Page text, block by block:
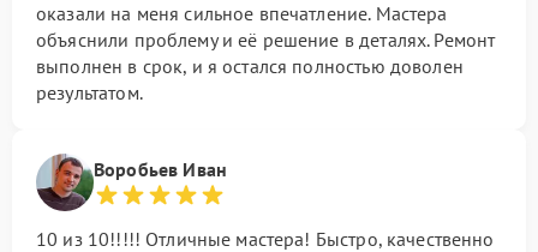
оказали на меня сильное впечатление. Мастера
объяснили проблему и её решение в деталях. Ремонт
выполнен в срок, и я остался полностью доволен
результатом.
Воробьев Иван
10 из 10!!!!! Отличные мастера! Быстро, качественно